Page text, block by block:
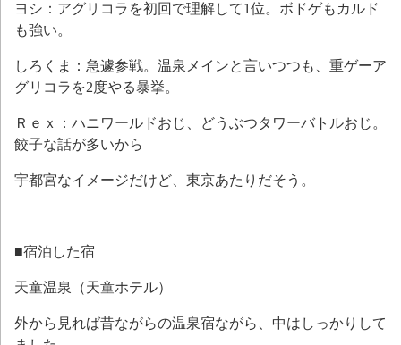
ヨシ：アグリコラを初回で理解して1位。ボドゲもカルド
も強い。
しろくま：急遽参戦。温泉メインと言いつつも、重ゲーア
グリコラを2度やる暴挙。
Ｒｅｘ：ハニワールドおじ、どうぶつタワーバトルおじ。
餃子な話が多いから
宇都宮なイメージだけど、東京あたりだそう。
■宿泊した宿
天童温泉（天童ホテル）
外から見れば昔ながらの温泉宿ながら、中はしっかりして